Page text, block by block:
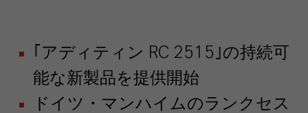
｢アディティン RC 2515｣の持続可
能な新製品を提供開始
ドイツ・マンハイムのランクセス